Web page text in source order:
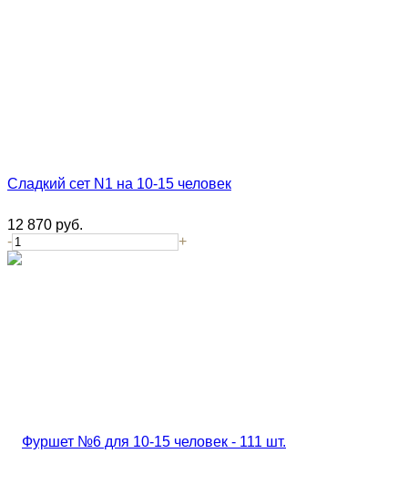
Сладкий сет N1 на 10-15 человек
12 870 руб.
-
+